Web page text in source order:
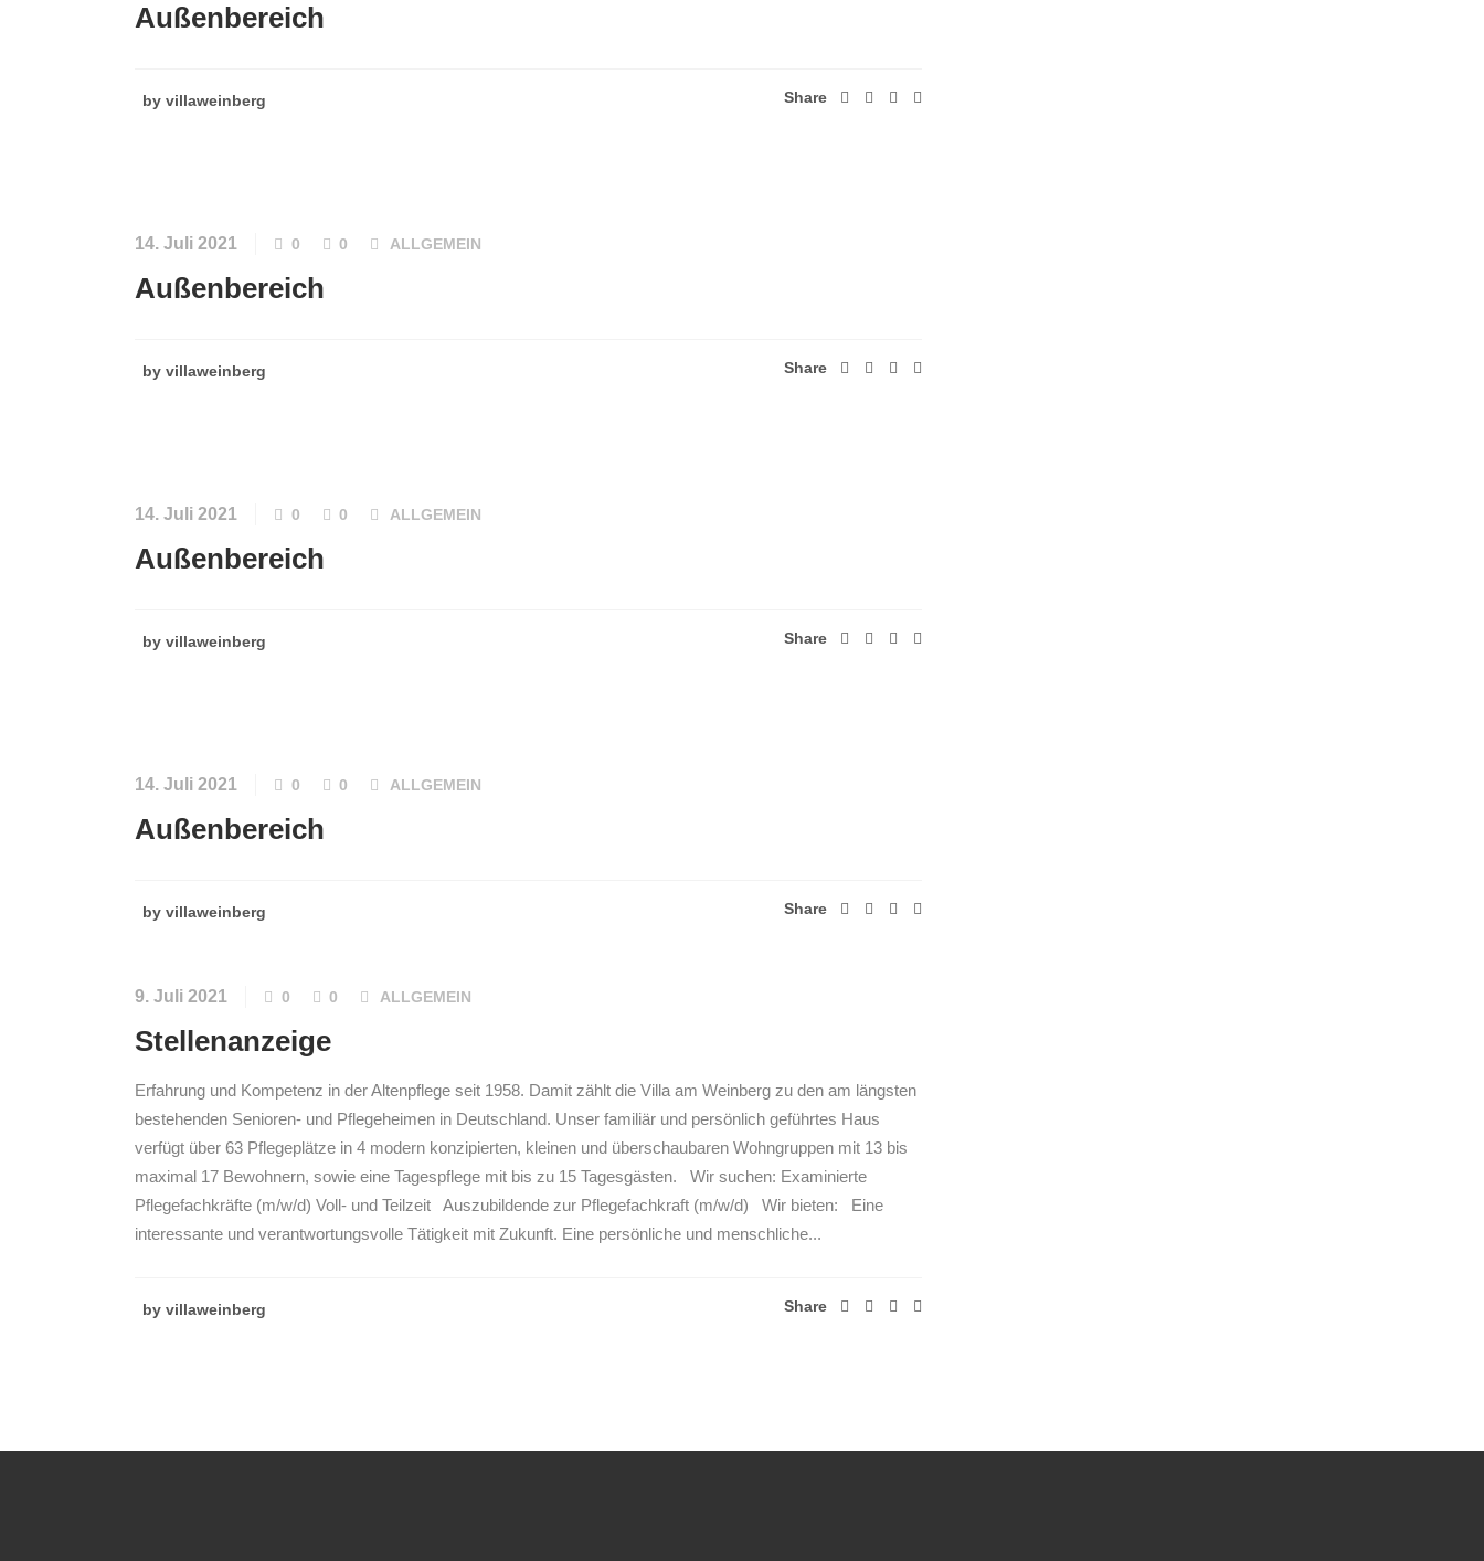
Außenbereich
by villaweinberg Share
14. Juli 2021 0 0 ALLGEMEIN
Außenbereich
by villaweinberg Share
14. Juli 2021 0 0 ALLGEMEIN
Außenbereich
by villaweinberg Share
14. Juli 2021 0 0 ALLGEMEIN
Außenbereich
by villaweinberg Share
9. Juli 2021 0 0 ALLGEMEIN
Stellenanzeige
Erfahrung und Kompetenz in der Altenpflege seit 1958. Damit zählt die Villa am Weinberg zu den am längsten
bestehenden Senioren- und Pflegeheimen in Deutschland. Unser familiär und persönlich geführtes Haus
verfügt über 63 Pflegeplätze in 4 modern konzipierten, kleinen und überschaubaren Wohngruppen mit 13 bis
maximal 17 Bewohnern, sowie eine Tagespflege mit bis zu 15 Tagesgästen. Wir suchen: Examinierte
Pflegefachkräfte (m/w/d) Voll- und Teilzeit Auszubildende zur Pflegefachkraft (m/w/d) Wir bieten: Eine
interessante und verantwortungsvolle Tätigkeit mit Zukunft. Eine persönliche und menschliche...
by villaweinberg Share